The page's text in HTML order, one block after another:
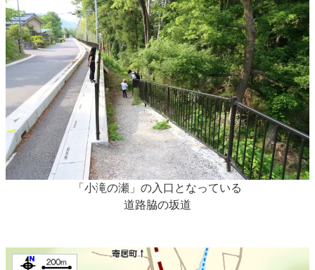
「小滝の瀬」の入口となっている
道路脇の坂道